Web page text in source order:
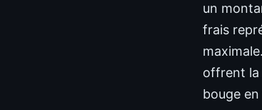
un
frais
offrent la
bouge